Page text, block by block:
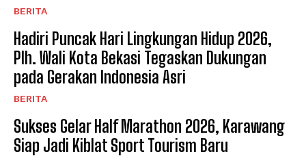
BERITA
Hadiri Puncak Hari Lingkungan Hidup 2026,
Plh. Wali Kota Bekasi Tegaskan Dukungan
pada Gerakan Indonesia Asri
BERITA
Sukses Gelar Half Marathon 2026, Karawang
Siap Jadi Kiblat Sport Tourism Baru ​